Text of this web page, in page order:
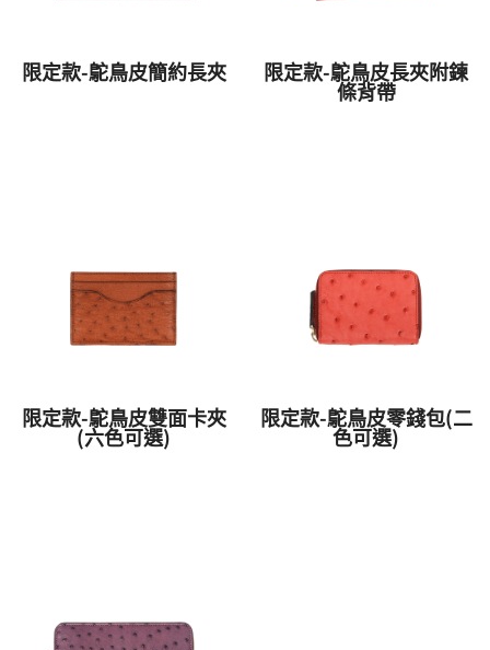
限定款-鴕鳥皮簡約長夾 限定款-鴕鳥皮長夾附鍊
條背帶
限定款-鴕鳥皮雙面卡夾
(六色可選)
限定款-鴕鳥皮零錢包(二
色可選)